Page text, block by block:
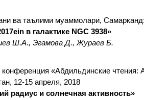
ва таълими муаммолари,
в галактике NGC 3938»
Ш.А., Эгамова Д., Жураев Б.
«Абдильдинские чтения:
12-15 апреля, 2018
радиус и солнечная активность»